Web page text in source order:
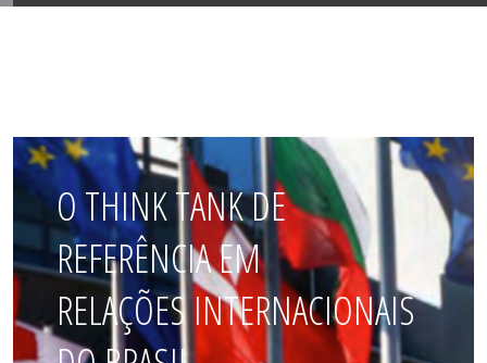
O THINK TANK DE
REFERÊNCIA EM
RELAÇÕES INTERNACIONAIS